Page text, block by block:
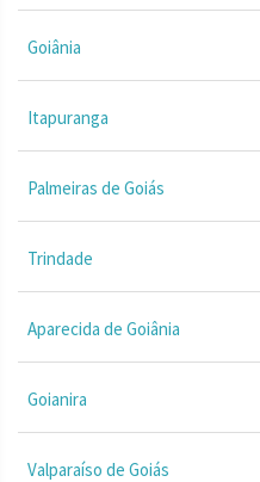
Goiânia
Itapuranga
Palmeiras de Goiás
Trindade
Aparecida de Goiânia
Goianira
Valparaíso de Goiás